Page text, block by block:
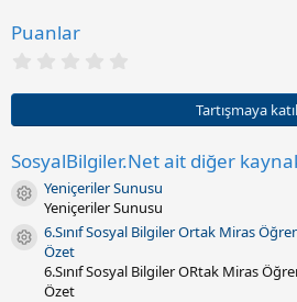
Puanlar
0
y
l
d
ı
z
(
l
r
Tartışmaya katıl
SosyalBilgiler.Net ait diğer
Kaynak ikonu
Yeniçeriler Sunusu
Yeniçeriler Sunusu
Kaynak ikonu
6.Sınıf Sosyal Bilgiler Ortak Miras
Özet
6.Sınıf Sosyal Bilgiler ORtak Miras
Özet